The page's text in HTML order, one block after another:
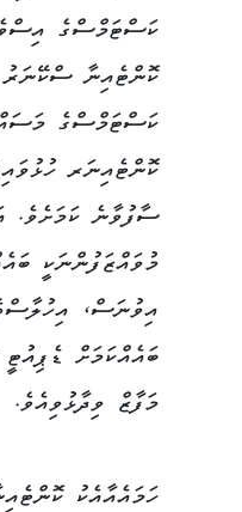
ކަސްޓަމްސްގެ
ކޮންޓެއިނާ
ކަސްޓަމްސްގެ
ކޮންޓެއިނަރ
ސާފުވާނެ ކަމަށެވެ.
މުވައްޒަފުންނަކީ
އިވުނަސް،
ބައެއްކަމަށް
މަފާޒް ވިދާޅުވިއެވެ.
ހަމައެއާއެކު